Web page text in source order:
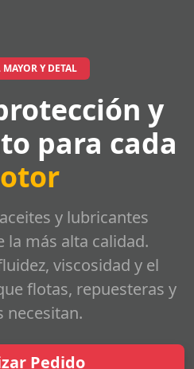
Y DETAL
y
para cada
y lubricantes
la más alta calidad.
viscosidad y el
flotas, repuesteras y
necesitan.
Pedido